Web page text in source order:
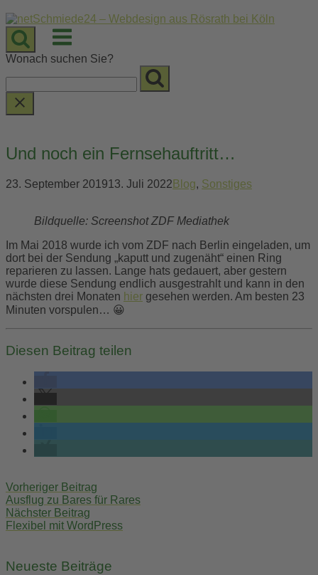
Skip
to
content
Menu
Wonach suchen Sie?
Und noch ein Fernsehauftritt…
23. September 201913. Juli 2022 Blog, Sonstiges
Bildquelle: Screenshot ZDF Mediathek
Im Mai 2018 wurde ich vom ZDF nach Berlin eingeladen, um
dort bei der Sendung „kaputt und zugenäht“ einen Ring
reparieren zu lassen. Lange hats gedauert, aber gestern
wurde diese Sendung endlich ausgestrahlt und kann in den
nächsten drei Monaten hier gesehen werden. Am besten 23
Minuten vorspulen… 😀
Diesen Beitrag teilen
navigation
Vorheriger Beitrag
Ausflug zu Bares für Rares
Nächster Beitrag
Flexibel mit WordPress
Neueste Beiträge